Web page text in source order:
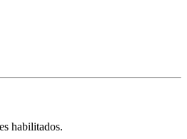
habilitados.